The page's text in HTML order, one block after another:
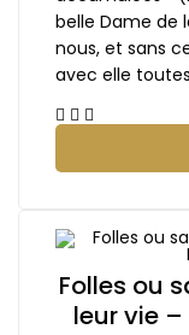
belle Dame de
nous, et sans
avec elle
Folles ou
leur vie –